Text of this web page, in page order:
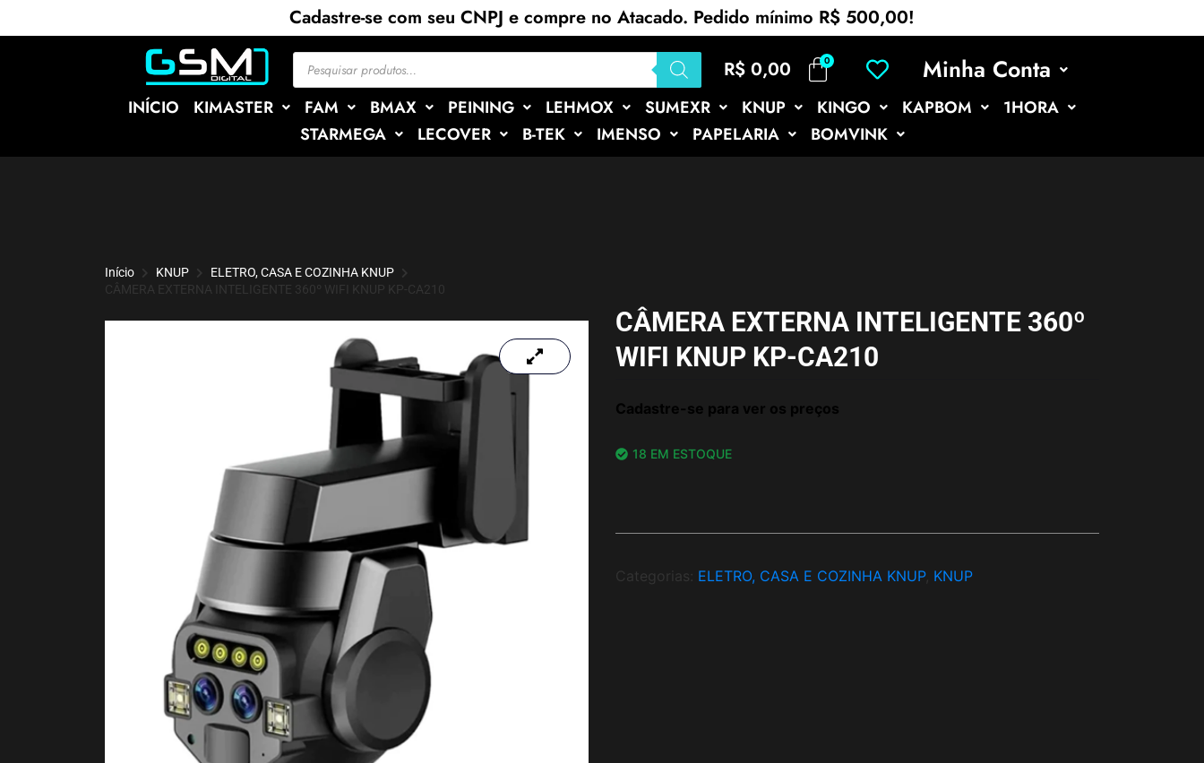
Cadastre-se com seu CNPJ e compre no Atacado. Pedido mínimo R$ 500,00!
R$ 0,00 Minha Conta
INÍCIO KIMASTER FAM BMAX PEINING LEHMOX SUMEXR KNUP KINGO KAPBOM
1HORA
STARMEGA
LECOVER B-TEK IMENSO PAPELARIA BOMVINK
Início KNUP
ELETRO, CASA E COZINHA KNUP
CÂMERA EXTERNA INTELIGENTE 360º WIFI KNUP KP-CA210
CÂMERA EXTERNA INTELIGENTE 360º
WIFI KNUP KP-CA210
Cadastre-se para ver os preços
18 EM ESTOQUE
Categorias: ELETRO, CASA E COZINHA KNUP, KNUP